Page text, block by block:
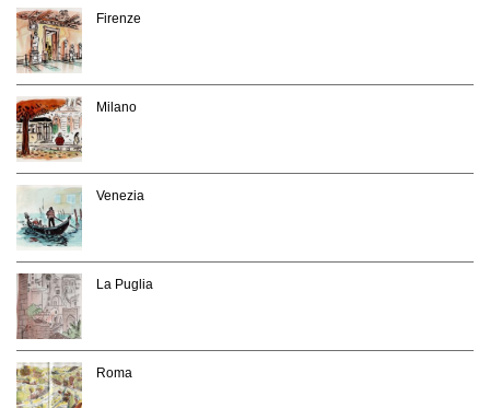
Firenze
Milano
Venezia
La Puglia
Roma